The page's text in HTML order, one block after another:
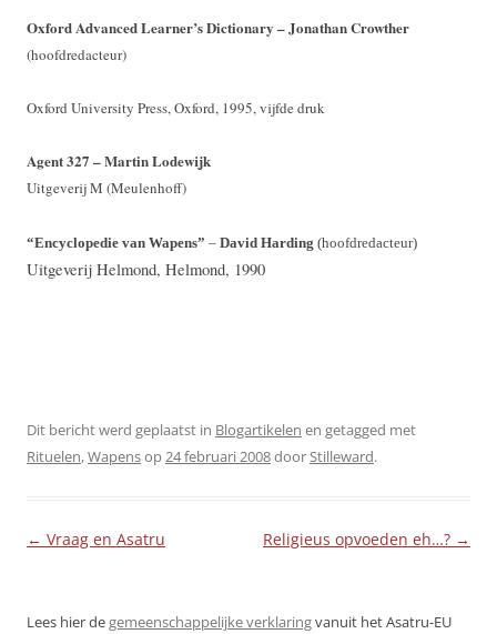
Oxford Advanced Learner’s Dictionary – Jonathan Crowther
(hoofdredacteur)
Oxford University Press, Oxford, 1995, vijfde druk
Agent 327 – Martin Lodewijk
Uitgeverij M (Meulenhoff)
“Encyclopedie van Wapens” – David Harding (hoofdredacteur)
Uitgeverij Helmond, Helmond, 1990
Dit bericht werd geplaatst in Blogartikelen en getagged met
Rituelen,Wapensop24 februari 2008doorStilleward.
Berichtnavigatie
← Vraag en Asatru Religieus opvoeden eh…? →
Lees hier degemeenschappelijke verklaringvanuit het Asatru-EU